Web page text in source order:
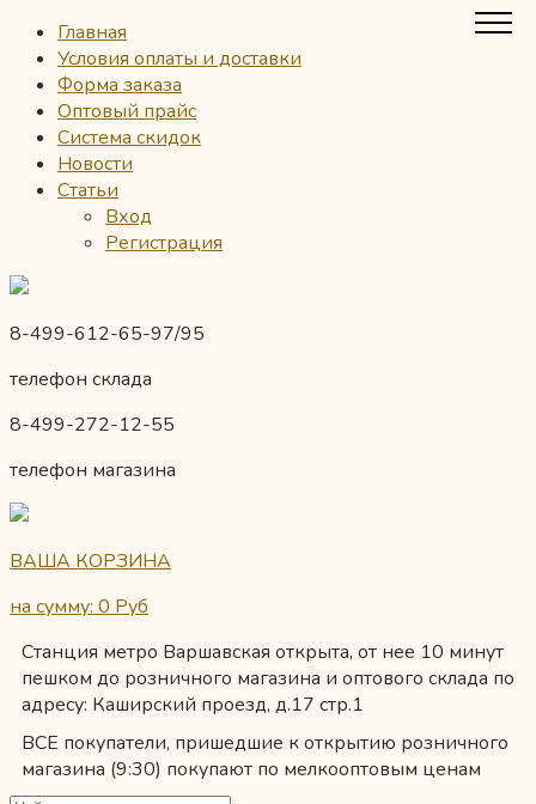
Главная
Условия оплаты и доставки
Форма заказа
Оптовый прайс
Система скидок
Новости
Статьи
Вход
Регистрация
8-499-612-65-97/95
телефон склада
8-499-272-12-55
телефон магазина
ВАША КОРЗИНА
на сумму: 0 Руб
Станция метро Варшавская открыта, от нее 10 минут
пешком до розничного магазина и оптового склада по
адресу: Каширский проезд, д.17 стр.1
ВСЕ покупатели, пришедшие к открытию розничного
магазина (9:30) покупают по мелкооптовым ценам